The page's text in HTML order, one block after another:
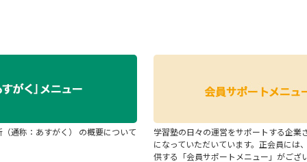
通称：あすがく） の概要について
学習塾の日々の運営をサポートする企業
になっていただいています。正会員には
供する「会員サポートメニュー」がござい